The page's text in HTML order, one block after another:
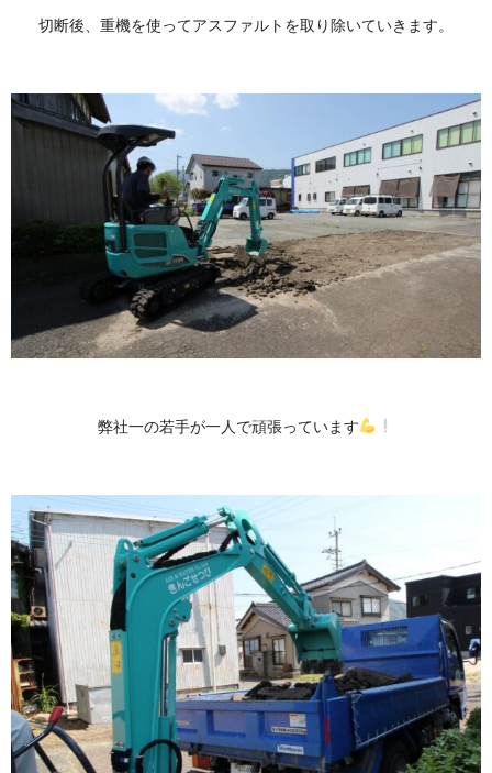
切断後、重機を使ってアスファルトを取り除いていきます。
弊社一の若手が一人で頑張っています